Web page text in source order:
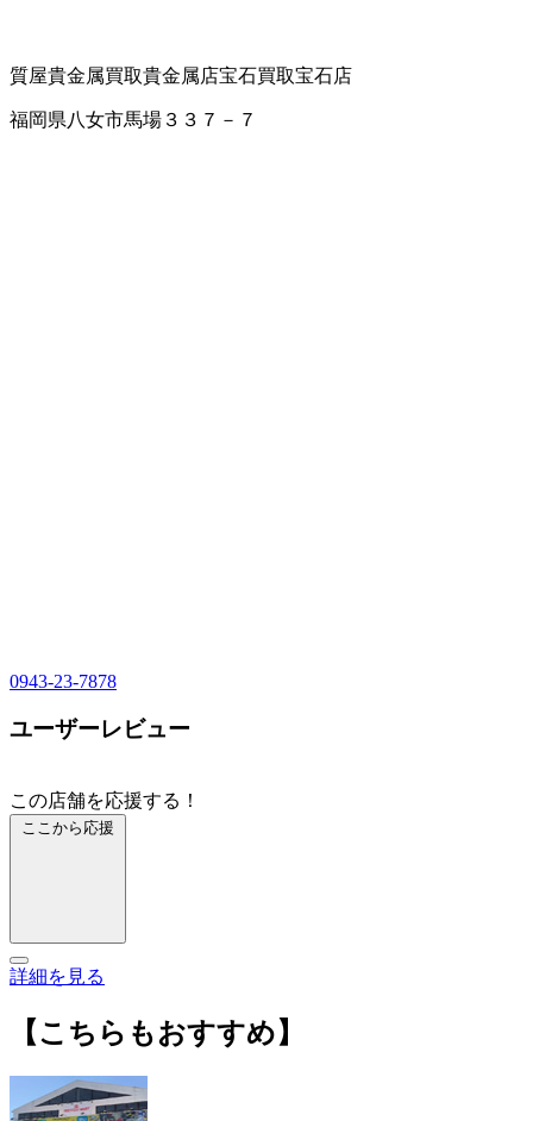
質屋貴金属買取貴金属店宝石買取宝石店
福岡県八女市馬場３３７－７
0943-23-7878
ユーザーレビュー
この店舗を応援する！
ここから応援
詳細を見る
【こちらもおすすめ】